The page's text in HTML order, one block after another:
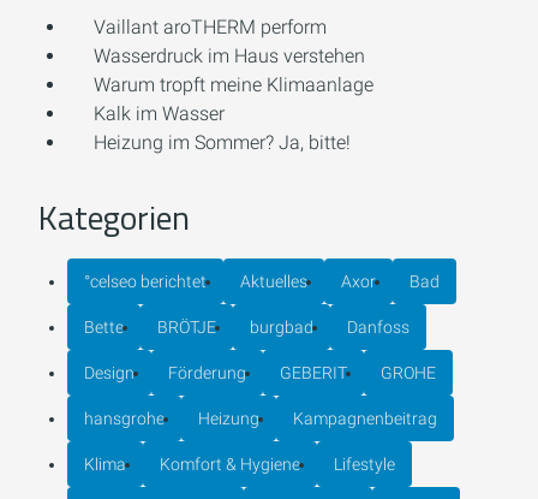
Vaillant aroTHERM perform
Wasserdruck im Haus verstehen
Warum tropft meine Klimaanlage
Kalk im Wasser
Heizung im Sommer? Ja, bitte!
Kategorien
°celseo berichtet Aktuelles Axor Bad
Bette BRÖTJE burgbad Danfoss
Design Förderung GEBERIT GROHE
hansgrohe Heizung Kampagnenbeitrag
Klima Komfort & Hygiene Lifestyle